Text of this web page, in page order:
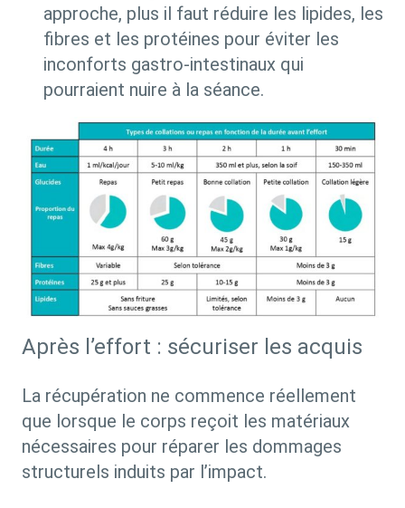
approche, plus il faut réduire les lipides, les
fibres et les protéines pour éviter les
inconforts gastro-intestinaux qui
pourraient nuire à la séance.
Après l’effort : sécuriser les acquis
La récupération ne commence réellement
que lorsque le corps reçoit les matériaux
nécessaires pour réparer les dommages
structurels induits par l’impact.